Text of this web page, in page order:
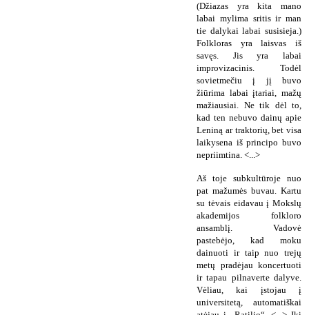
(Džiazas yra kita mano
labai mylima sritis ir man
tie dalykai labai susisieja.)
Folkloras yra laisvas iš
savęs. Jis yra labai
improvizacinis. Todėl
sovietmečiu į jį buvo
žiūrima labai įtariai, mažų
mažiausiai. Ne tik dėl to,
kad ten nebuvo dainų apie
Leniną ar traktorių, bet visa
laikysena iš principo buvo
nepriimtina. <...>
Aš toje subkultūroje nuo
pat mažumės buvau. Kartu
su tėvais eidavau į Mokslų
akademijos folkloro
ansamblį. Vadovė
pastebėjo, kad moku
dainuoti ir taip nuo trejų
metų pradėjau koncertuoti
ir tapau pilnaverte dalyve.
Vėliau, kai įstojau į
universitetą, automatiškai